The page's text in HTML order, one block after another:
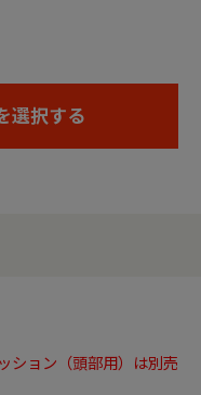
選択する
ション（頭部用）は別売